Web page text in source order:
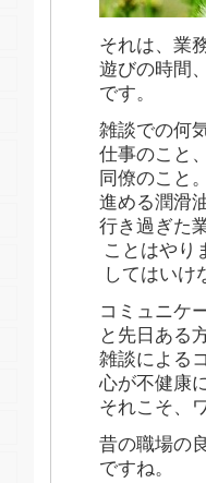
それは、業
遊びの時間
です。
雑談での何
仕事のこと
同僚のこと
進める潤滑
行き過ぎた
ことはやり
してはいけ
コミュニケ
と先日ある
雑談による
心が不健康
それこそ、
昔の職場の
ですね。